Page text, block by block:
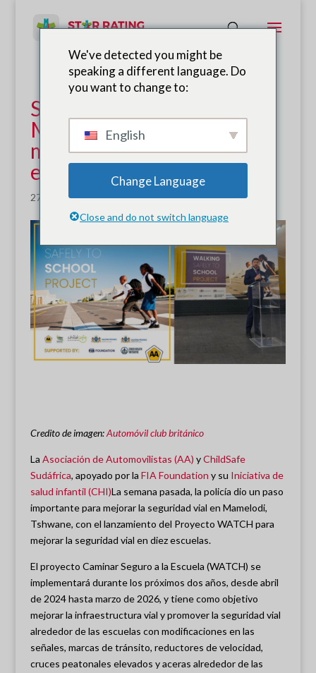
Se lanza WATCH en
Mamelodi, Sudáfrica, para
mantener seguros a los
estudiantes en la carretera
27 de agosto de 2024|Noticias
Credito de imagen:Automóvil club británico
La Asociación de Automovilistas (AA) yChildSafe
Sudáfrica, apoyado por la FIA Foundation y su Iniciativa de
salud infantil (CHI)La semana pasada, la policía dio un paso
importante para mejorar la seguridad vial en Mamelodi,
Tshwane, con el lanzamiento del Proyecto WATCH para
mejorar la seguridad vial en diez escuelas.
El proyecto Caminar Seguro a la Escuela (WATCH) se
implementará durante los próximos dos años, desde abril
de 2024 hasta marzo de 2026, y tiene como objetivo
mejorar la infraestructura vial y promover la seguridad vial
alrededor de las escuelas con modificaciones en las
señales, marcas de tránsito, reductores de velocidad,
cruces peatonales elevados y aceras alrededor de las
We've detected you might be
speaking a different language. Do
you want to change to:
English
Change Language
Close and do not switch language